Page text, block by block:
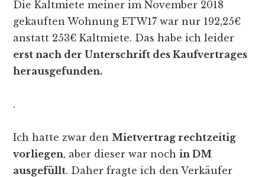
Die Kaltmiete meiner im November 2018
gekauften Wohnung ETW17 war nur 192,25€
anstatt 253€ Kaltmiete. Das habe ich leider
erst nach der Unterschrift des Kaufvertrages
herausgefunden.
.
Ich hatte zwar den Mietvertrag rechtzeitig
vorliegen, aber dieser war nochin DM
ausgefüllt. Daher fragte ich den Verkäufer